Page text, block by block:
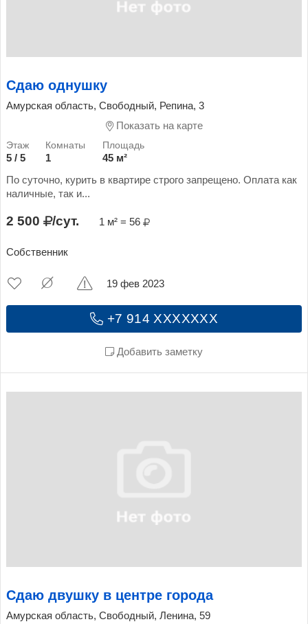
Сдаю однушку
Амурская область, Свободный, Репина, 3
Показать на карте
5 / 5 1
45 м²
По суточно, курить в квартире строго запрещено. Оплата как
наличные, так и...
2 500 /сут. 1 м² = 56
Собственник
+7 914 XXXXXXX
Добавить заметку
19 фев 2023
Сдаю двушку в центре города
Амурская область, Свободный, Ленина, 59